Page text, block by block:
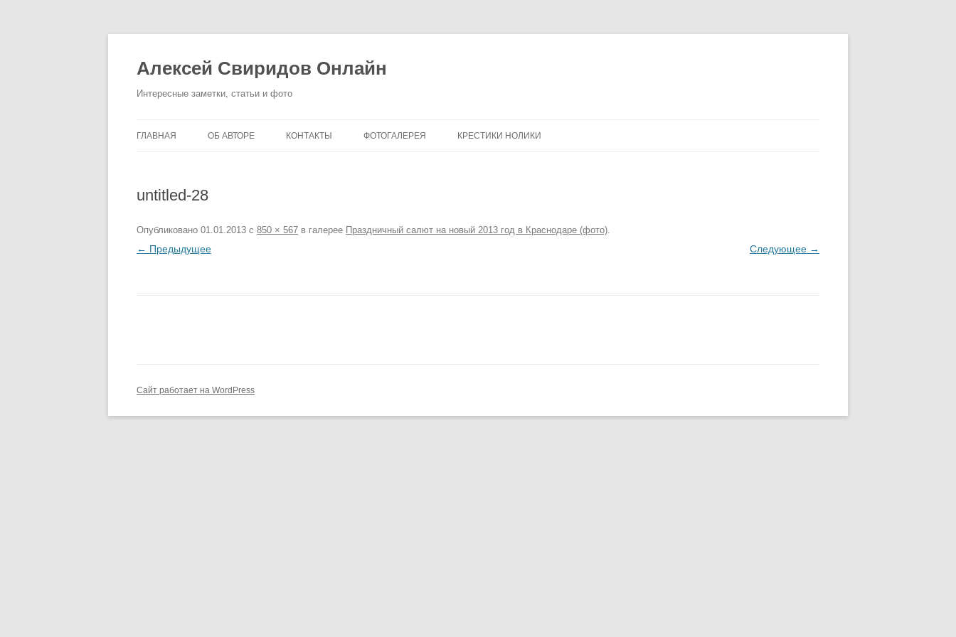
Алексей Свиридов Онлайн
Интересные заметки, статьи и фото
ГЛАВНАЯ ОБ АВТОРЕ КОНТАКТЫ ФОТОГАЛЕРЕЯ КРЕСТИКИ НОЛИКИ
untitled-28
Опубликовано 01.01.2013 с 850 × 567 в галерее Праздничный салют на новый 2013 год в Краснодаре (фото).
← Предыдущее Следующее →
Сайт работает на WordPress